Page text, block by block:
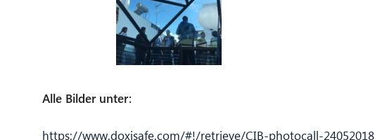
Alle Bilder unter:
https://www.doxisafe.com/#!/retrieve/CIB-photocall-24052018